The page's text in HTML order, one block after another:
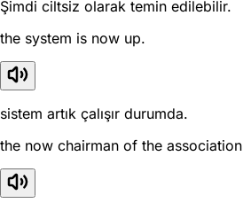
Şimdi ciltsiz olarak temin edilebilir.
the system is now up.
sistem artık çalışır durumda.
the now chairman of the association